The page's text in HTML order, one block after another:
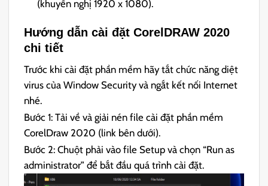
(khuyến nghị 1920 x 1080).
Hướng dẫn cài đặt CorelDRAW 2020
chi tiết
Trước khi cài đặt phần mềm hãy tắt chức năng diệt
virus của Window Security và ngắt kết nối Internet
nhé.
Bước 1: Tải về và giải nén file cài đặt phần mềm
CorelDraw 2020 (link bên dưới).
Bước 2: Chuột phải vào file Setup và chọn “Run as
administrator” để bắt đầu quá trình cài đặt.